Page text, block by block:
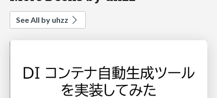
See All by uhzz